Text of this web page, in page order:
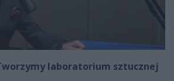
laboratorium sztucznej